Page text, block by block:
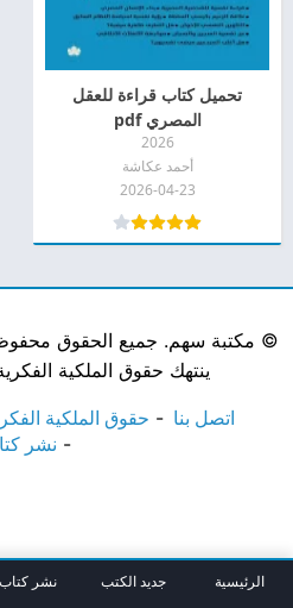
تحميل كتاب قراءة للعقل
المصري pdf
2026
أحمد عكاشة
2026-04-23
© مكتبة سهم. جميع الحقوق
ينتهك حقوق الملكية
اتصل بنا حقوق الملكية
نشر
الرئيسية جديد الكتب نشر كتاب